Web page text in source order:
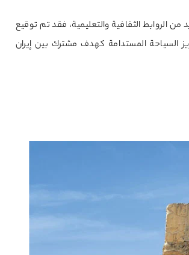
الروابط الثقافية والتعليمية، فقد تم توقيع
تسعيان لتعزيز السياحة المستدامة كهدف مشترك بين إيران